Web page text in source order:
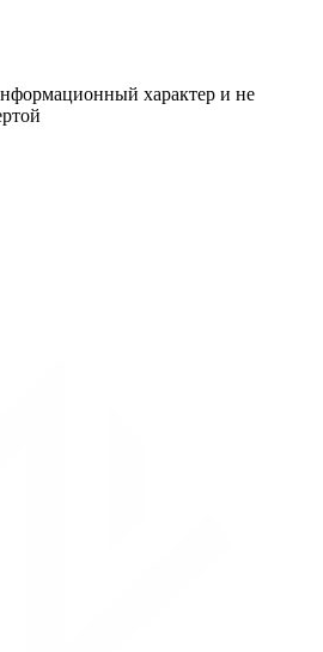
характер и не